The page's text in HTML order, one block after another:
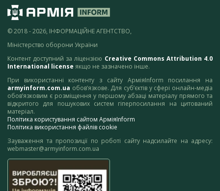
© 2018 - 2026, ІНФОРМАЦІЙНЕ АГЕНТСТВО,
Міністерство оборони України
Контент доступний за ліцензією Creative Commons Attribution 4.0
International license якщо не зазначено інше.
При використанні контенту з сайту АрміяInform посилання на
armyinform.com.ua обов’язкове. Для суб’єктів у сфері онлайн-медіа
обов’язковим є розміщення у першому абзаці матеріалу прямого та
відкритого для пошукових систем гіперпосилання на цитований
матеріал.
Політика користування сайтом АрміяInform
Політика використання файлів cookie
Зауваження та пропозиції по роботі сайту надсилайте на адресу:
webmaster@armyinform.com.ua